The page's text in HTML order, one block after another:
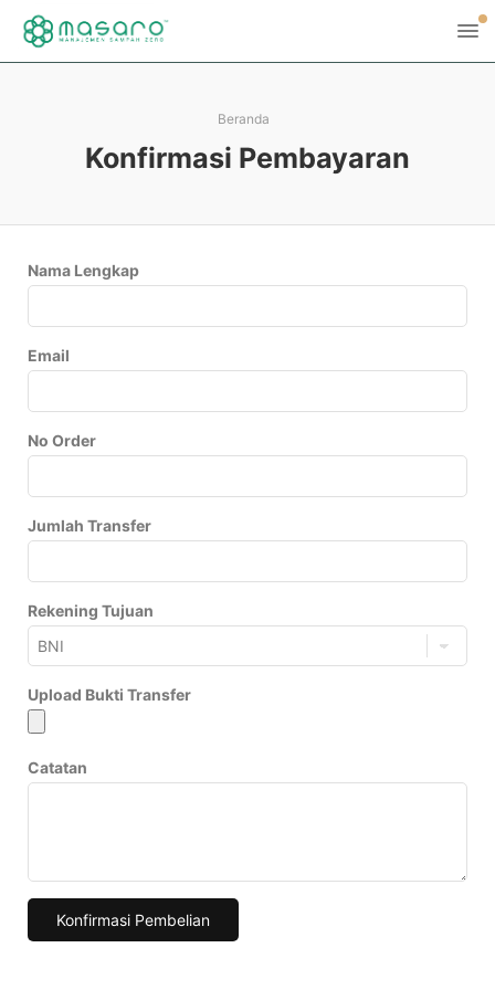
Beranda
Konfirmasi Pembayaran
Nama Lengkap
Email
No Order
Jumlah Transfer
Rekening Tujuan
Upload Bukti Transfer
Catatan